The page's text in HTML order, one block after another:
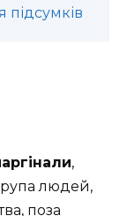
підсумків
,
людей,
поза